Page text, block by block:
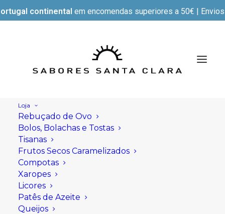
continental em encomendas superiores a 50€ |
Loja
Rebuçado de Ovo
Bolos, Bolachas e Tostas
Tisanas
Frutos Secos Caramelizados
Compotas
Xaropes
Licores
Patês de Azeite
Queijos